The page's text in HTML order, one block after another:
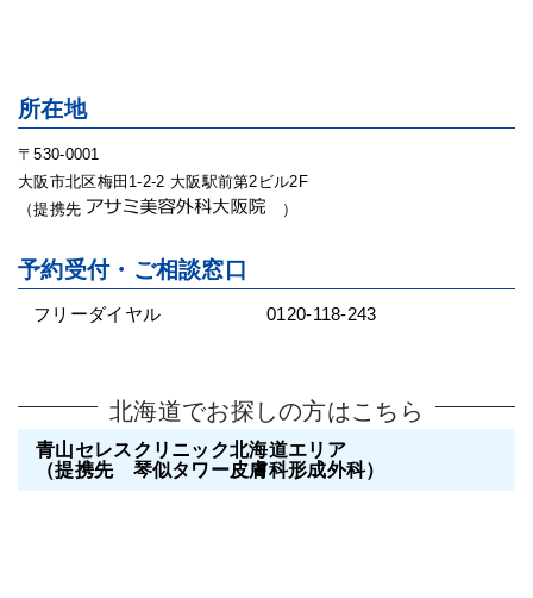
所在地
〒530-0001
大阪市北区梅田1-2-2 大阪駅前第2ビル2F
（提携先
）
予約受付・ご相談窓口
フリーダイヤル 0120-118-243
北海道でお探しの方はこちら
青山セレスクリニック北海道エリア
（提携先 琴似タワー皮膚科形成外科）